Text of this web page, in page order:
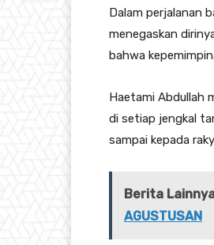
Dalam perjalanan
menegaskan
bahwa
Haetami Abdullah
di setiap jengkal
sampai kepada
Berita
AGUSTUSAN